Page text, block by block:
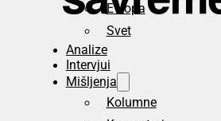
Evropa
Svet
Analize
Intervjui
Mišljenja
Kolumne